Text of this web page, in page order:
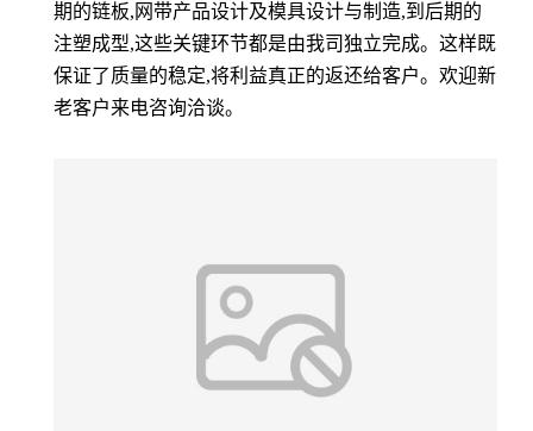
期的链板,网带产品设计及模具设计与制造,到后期的
注塑成型,这些关键环节都是由我司独立完成。这样既
保证了质量的稳定,将利益真正的返还给客户。欢迎新
老客户来电咨询洽谈。